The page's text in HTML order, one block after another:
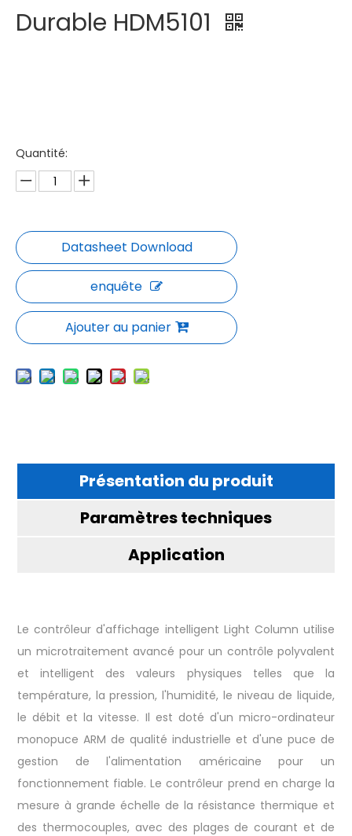
Durable HDM5101
Quantité:
enquête
Ajouter au panier
Présentation du produit
Paramètres techniques
Application
Le contrôleur d'affichage intelligent Light Column utilise
un microtraitement avancé pour un contrôle polyvalent
et intelligent des valeurs physiques telles que la
température, la pression, l'humidité, le niveau de liquide,
le débit et la vitesse. Il est doté d'un micro-ordinateur
monopuce ARM de qualité industrielle et d'une puce de
gestion de l'alimentation américaine pour un
fonctionnement fiable. Le contrôleur prend en charge la
mesure à grande échelle de la résistance thermique et
des thermocouples, avec des plages de courant et de